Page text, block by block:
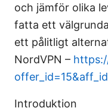
och jämför olika
fatta ett
ett pålitligt
NordVPN –
Introduktion